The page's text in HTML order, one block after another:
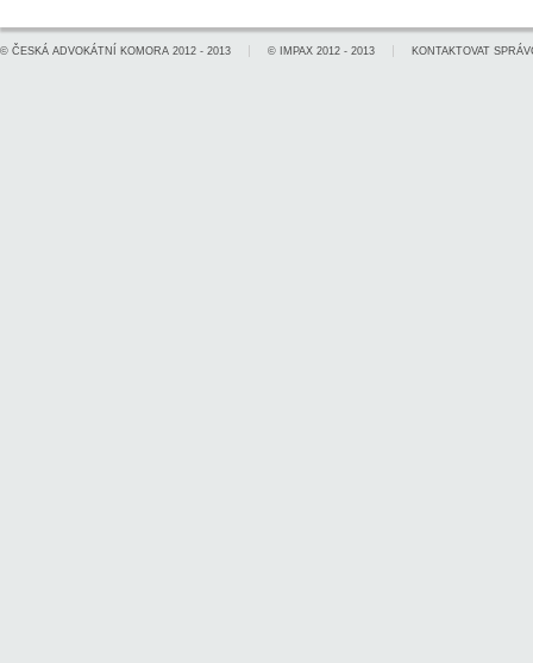
© ČESKÁ ADVOKÁTNÍ KOMORA 2012 - 2013 © IMPAX 2012 - 2013 KONTAKTOVAT